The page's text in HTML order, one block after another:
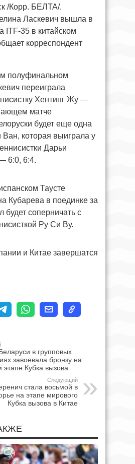
/Корр. БЕЛТА/.
Ласкевич вышла в
ITF-35 в китайском
корреспондент
полуфинальном
переиграла
Хентинг Жу —
матче
будет еще одна
Ван, которая выиграла у
Дарьи
6:0, 6:4.
Таусте
Кубарева в поединке за
соперничать с
Ру Си Ву.
и Китае завершатся
в групповых
завоевала бронзу на
этапе Кубка вызова
Следующий
стала восьмой в
на этапе мирового
Кубка вызова в Китае